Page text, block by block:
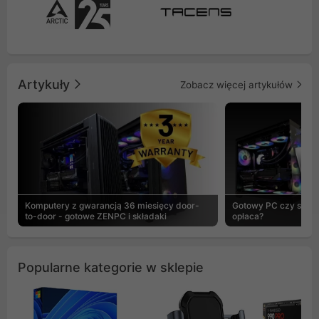
Artykuły Zobacz więcej artykułów
Komputery z gwarancją 36 miesięcy door-
to-door - gotowe ZENPC i składaki
Gotowy PC czy
opłaca?
Popularne kategorie w sklepie